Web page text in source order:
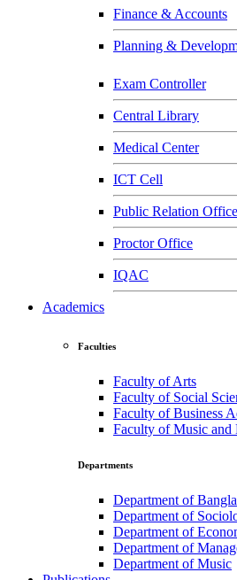
Finance & Accounts
Planning &
Exam Controller
Central Library
Medical Center
ICT Cell
Public Relation Office
Proctor Office
IQAC
Academics
Faculties
Faculty of Arts
Faculty of Social
Faculty of Business
Faculty of Music and
Departments
Department of Bangla
Department of
Department of
Department of
Department of Music